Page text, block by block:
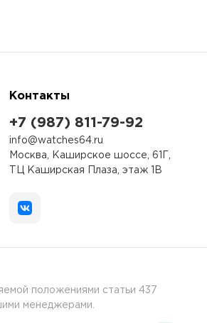
Контакты
+7 (987) 811-79-92
info@watches64.ru
Москва, Каширское шоссе, 61Г,
ТЦ Каширская Плаза, этаж 1В
положениями статьи 437
менеджерами.